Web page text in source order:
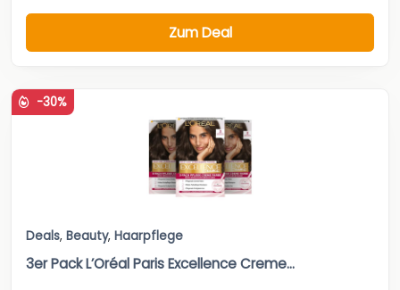
Zum Deal
-30%
Deals, Beauty, Haarpflege
3er Pack L’Oréal Paris Excellence Creme...